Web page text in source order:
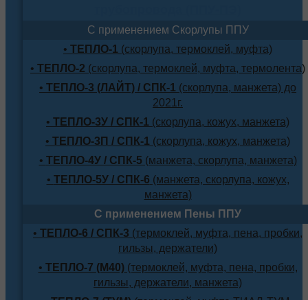
С применением Скорлупы ППУ
• ТЕПЛО-1 (скорлупа, термоклей, муфта)
• ТЕПЛО-2 (скорлупа, термоклей, муфта, термолента)
• ТЕПЛО-3 (ЛАЙТ) / СПК-1 (скорлупа, манжета) до
2021г.
• ТЕПЛО-3У / СПК-1 (скорлупа, кожух, манжета)
• ТЕПЛО-3П / СПК-1 (скорлупа, кожух, манжета)
• ТЕПЛО-4У / СПК-5 (манжета, скорлупа, манжета)
• ТЕПЛО-5У / СПК-6 (манжета, скорлупа, кожух,
манжета)
С применением Пены ППУ
• ТЕПЛО-6 / СПК-3 (термоклей, муфта, пена, пробки,
гильзы, держатели)
• ТЕПЛО-7 (М40)(термоклей, муфта, пена, пробки,
гильзы, держатели, манжета)